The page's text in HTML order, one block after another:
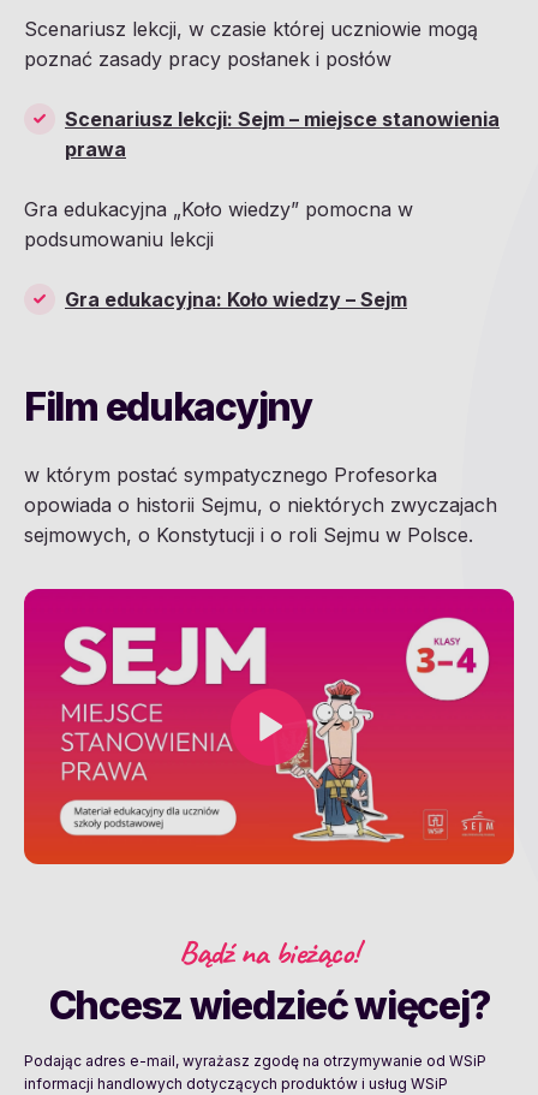
Scenariusz lekcji, w czasie której uczniowie mogą
poznać zasady pracy posłanek i posłów
Scenariusz lekcji: Sejm – miejsce stanowienia
prawa
Gra edukacyjna „Koło wiedzy” pomocna w
podsumowaniu lekcji
Gra edukacyjna: Koło wiedzy – Sejm
Film edukacyjny
w którym postać sympatycznego Profesorka
opowiada o historii Sejmu, o niektórych zwyczajach
sejmowych, o Konstytucji i o roli Sejmu w Polsce.
Bądź na bieżąco!
Chcesz wiedzieć więcej?
Podając adres e-mail, wyrażasz zgodę na otrzymywanie od WSiP
informacji handlowych dotyczących produktów i usług WSiP